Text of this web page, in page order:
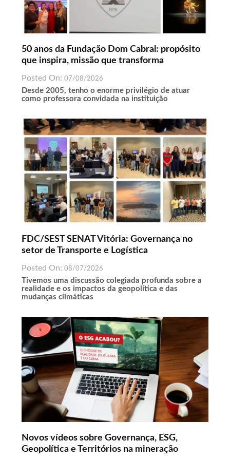
50 anos da Fundação Dom Cabral: propósito
que inspira, missão que transforma
Posted On: 07/08/2026
Desde 2005, tenho o enorme privilégio de atuar
como professora convidada na instituição
FDC/SEST SENAT Vitória: Governança no
setor de Transporte e Logística
Posted On: 08/07/2026
Tivemos uma discussão colegiada profunda sobre a
realidade e os impactos da geopolítica e das
mudanças climáticas
Novos vídeos sobre Governança, ESG,
Geopolítica e Territórios na mineração